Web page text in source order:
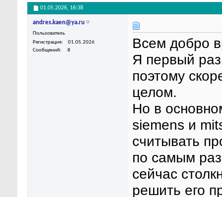
01.05.2026, 16:38
andres.kaen@ya.ru
Пользователь
Регистрация
01.05.2026
Сообщений
8
Всем добро
Я первый
поэтому
целом.
Но в
siemens и
считывать
по самым
сейчас
решить его